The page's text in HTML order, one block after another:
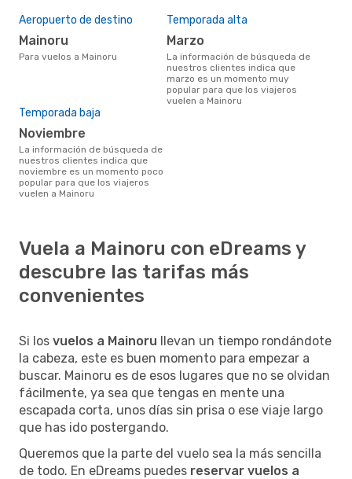
Aeropuerto de destino
Mainoru
Para vuelos a Mainoru
Temporada alta
marzo
La información de búsqueda de
nuestros clientes indica que
marzo es un momento muy
popular para que los viajeros
vuelen a Mainoru
Temporada baja
noviembre
La información de búsqueda de
nuestros clientes indica que
noviembre es un momento poco
popular para que los viajeros
vuelen a Mainoru
Vuela a Mainoru con eDreams y
descubre las tarifas más
convenientes
Si los vuelos a Mainoru llevan un tiempo rondándote
la cabeza, este es buen momento para empezar a
buscar. Mainoru es de esos lugares que no se olvidan
fácilmente, ya sea que tengas en mente una
escapada corta, unos días sin prisa o ese viaje largo
que has ido postergando.
Queremos que la parte del vuelo sea la más sencilla
de todo. En eDreams puedes reservar vuelos a